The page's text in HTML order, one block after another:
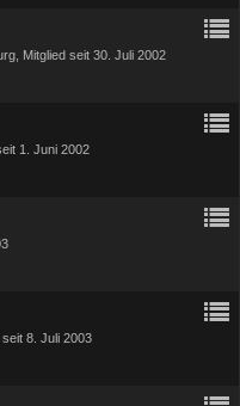
Mitglied seit 30. Juli 2002
1. Juni 2002
seit 8. Juli 2003